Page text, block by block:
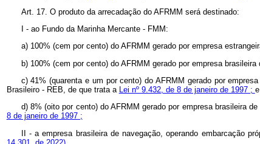
Art. 17. O produto da arrecadação do AFRMM será destinado:
I - ao Fundo da Marinha Mercante - FMM:
a) 100% (cem por cento) do AFRMM gerado por empresa
b) 100% (cem por cento) do AFRMM gerado por empresa
c) 41% (quarenta e um por cento) do AFRMM gerado por
Brasileiro - REB, de que trata a
Lei nº 9.432, de 8 de janeiro de 1997 ; e
d) 8% (oito por cento) do AFRMM gerado por empresa brasileira
8 de janeiro de 1997 ;
II - a empresa brasileira de navegação, operando
14.301, de 2022)